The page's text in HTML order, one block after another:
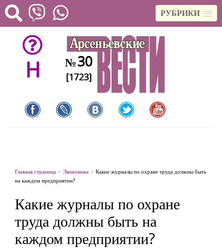
РУБРИКИ
H №30
[1723]
Главная страница Экономика
Какие журналы по охране труда должны быть
на каждом предприятии?
Какие журналы по охране
труда должны быть на
каждом предприятии?